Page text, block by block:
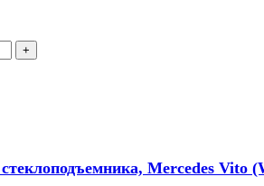
Mercedes Vito